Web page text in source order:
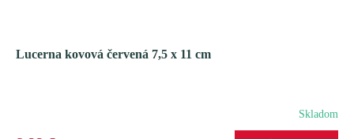
Lucerna kovová červená 7,5 x 11 cm
Skladom